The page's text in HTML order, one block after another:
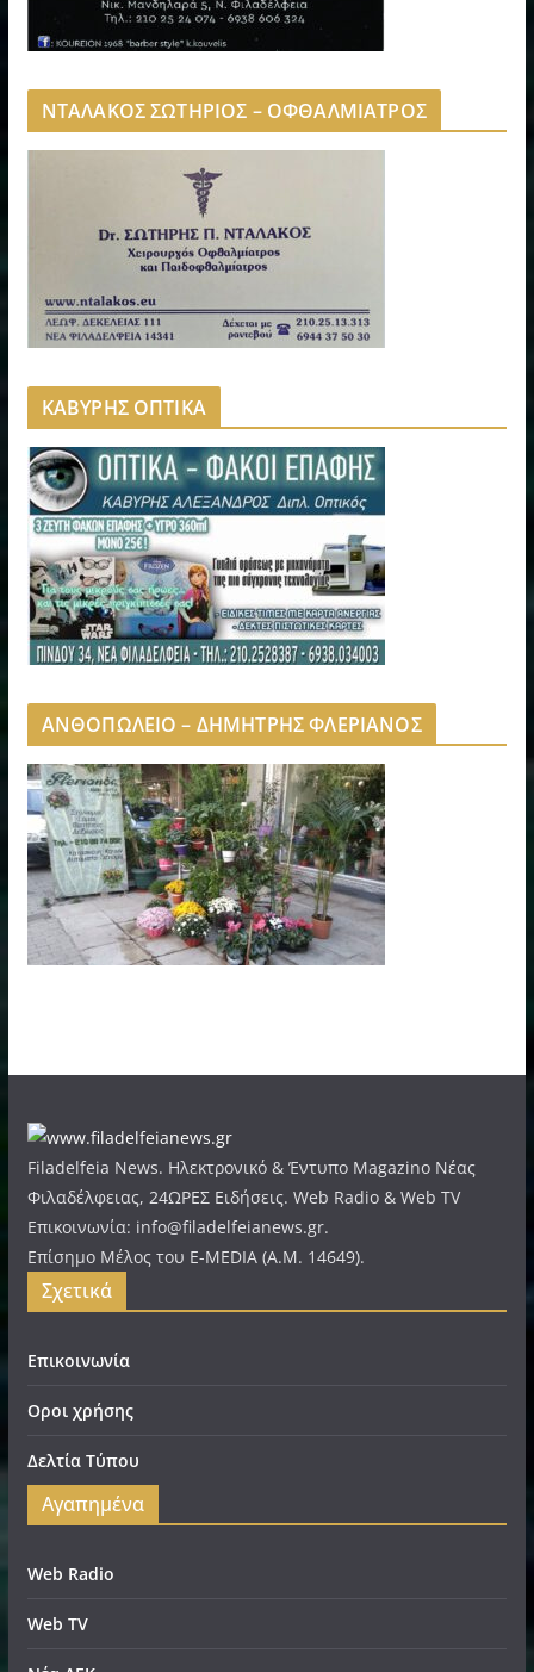
ΝΤΑΛΑΚΟΣ ΣΩΤΗΡΙΟΣ – ΟΦΘΑΛΜΙΑΤΡΟΣ
ΚΑΒΥΡΗΣ ΟΠΤΙΚΑ
ΑΝΘΟΠΩΛΕΙΟ – ΔΗΜΗΤΡΗΣ ΦΛΕΡΙΑΝΟΣ
Filadelfeia News. Ηλεκτρονικό & Έντυπο Magazino Νέας
Φιλαδέλφειας, 24ΩΡΕΣ Ειδήσεις. Web Radio & Web TV
Επικοινωνία: info@filadelfeianews.gr.
Επίσημο Μέλος του E-MEDIA (A.M. 14649).
Σχετικά
Επικοινωνία
Οροι χρήσης
Δελτία Τύπου
Αγαπημένα
Web Radio
Web TV